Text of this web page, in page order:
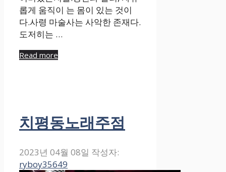
롭게 움직이 는 몸이 있는 것이
다.사령 마술사는 사악한 존재다.
도저히는 …
Read more
치평동노래주점
2023년 04월 08일 작성자:
ryboy35649